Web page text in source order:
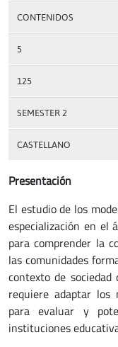
CONTENIDOS
5
125
SEMESTER 2
CASTELLANO
Presentación
El estudio de los
especialización en el
para comprender la
las comunidades
contexto de
requiere adaptar los
para evaluar y
instituciones